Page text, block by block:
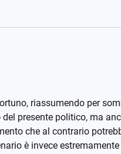
riassumendo per
presente politico, ma
che al contrario
è invece